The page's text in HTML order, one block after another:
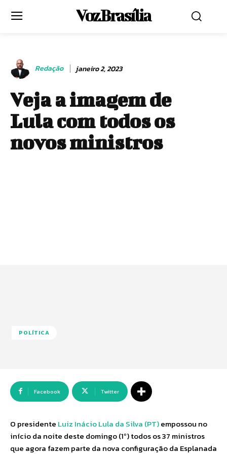
Voz Brasília
Redação janeiro 2, 2023
Veja a imagem de
Lula com todos os
novos ministros
POLÍTICA
Facebook Twitter
O presidente Luiz Inácio Lula da Silva (PT)empossou no
início da noite deste domingo (1º) todos os 37 ministros
que agora fazem parte da nova configuração da Esplanada